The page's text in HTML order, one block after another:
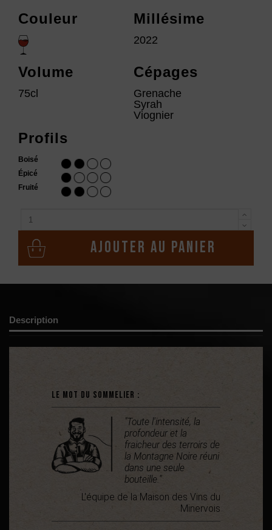
Couleur Millésime
2022
Volume
75cl
Cépages
Grenache
Syrah
Viognier
Profils
Boisé
Épicé
Fruité
Ajouter au panier
Description
Le mot du sommelier :
"Toute l'intensité, la
profondeur et la
fraicheur des terroirs de
la Montagne Noire réuni
dans une seule
bouteille."
L'équipe de la Maison des Vins du
Minervois